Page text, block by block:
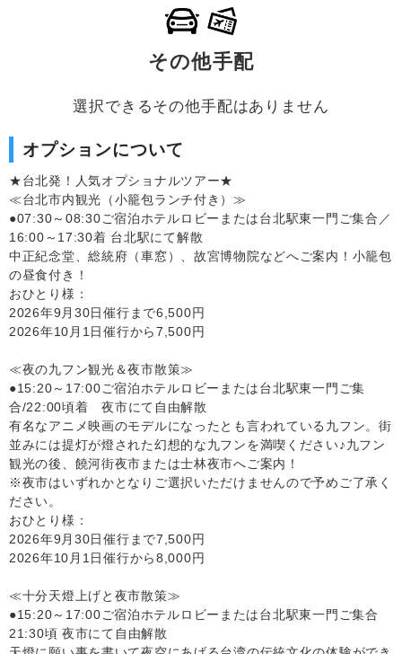
その他手配
選択できるその他手配はありません
オプションについて
★台北発！人気オプショナルツアー★
≪台北市内観光（小籠包ランチ付き）≫
●07:30～08:30ご宿泊ホテルロビーまたは台北駅東一門ご集合／
16:00～17:30着 台北駅にて解散
中正紀念堂、総統府（車窓）、故宮博物院などへご案内！小籠包
の昼食付き！
おひとり様：
2026年9月30日催行まで6,500円
2026年10月1日催行から7,500円
≪夜の九フン観光＆夜市散策≫
●15:20～17:00ご宿泊ホテルロビーまたは台北駅東一門ご集
合/22:00頃着 夜市にて自由解散
有名なアニメ映画のモデルになったとも言われている九フン。街
並みには提灯が燈された幻想的な九フンを満喫ください♪九フン
観光の後、饒河街夜市または士林夜市へご案内！
※夜市はいずれかとなりご選択いただけませんので予めご了承く
ださい。
おひとり様：
2026年9月30日催行まで7,500円
2026年10月1日催行から8,000円
≪十分天燈上げと夜市散策≫
●15:20～17:00ご宿泊ホテルロビーまたは台北駅東一門ご集合
21:30頃 夜市にて自由解散